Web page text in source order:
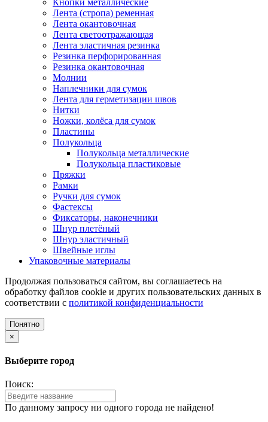
Лента (стропа) ременная
Лента окантовочная
Лента светоотражающая
Лента эластичная резинка
Резинка перфорированная
Резинка окантовочная
Молнии
Наплечники для сумок
Лента для герметизации швов
Нитки
Ножки, колёса для сумок
Пластины
Полукольца
Полукольца металлические
Полукольца пластиковые
Пряжки
Рамки
Ручки для сумок
Фастексы
Фиксаторы, наконечники
Шнур плетёный
Шнур эластичный
Швейные иглы
Упаковочные материалы
Продолжая пользоваться сайтом, вы соглашаетесь на
обработку файлов cookie и других пользовательских данных в
соответствии с политикой конфиденциальности
Понятно
×
Выберите город
Поиск:
По данному запросу ни одного города не найдено!